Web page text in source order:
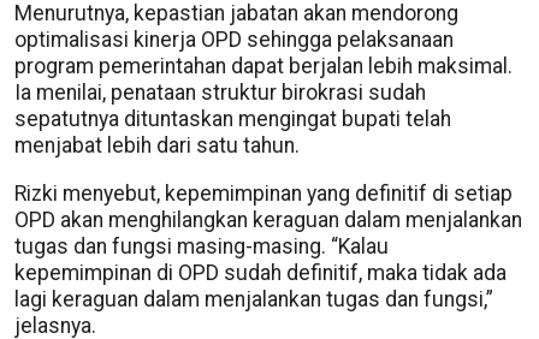
Menurutnya, kepastian jabatan akan mendorong
optimalisasi kinerja OPD sehingga pelaksanaan
program pemerintahan dapat berjalan lebih maksimal.
Ia menilai, penataan struktur birokrasi sudah
sepatutnya dituntaskan mengingat bupati telah
menjabat lebih dari satu tahun.
Rizki menyebut, kepemimpinan yang definitif di setiap
OPD akan menghilangkan keraguan dalam menjalankan
tugas dan fungsi masing-masing. “Kalau
kepemimpinan di OPD sudah definitif, maka tidak ada
lagi keraguan dalam menjalankan tugas dan fungsi,”
jelasnya.